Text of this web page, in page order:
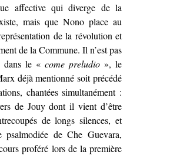
affective qui diverge de la
mais que Nono place au
de la révolution et
de la Commune. Il n’est pas
dans le « come preludio », le
déjà mentionné soit précédé
chantées simultanément :
de Jouy dont il vient d’être
de longs silences, et
psalmodiée de Che Guevara,
proféré lors de la première